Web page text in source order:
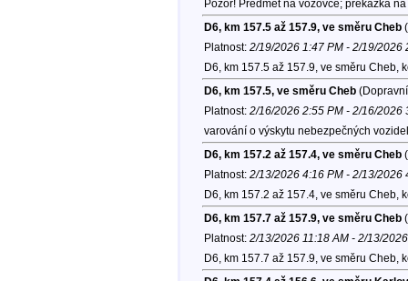
Pozor! Předmět na vozovce; překážka
D6, km 157.5 až 157.9, ve směru Cheb
Platnost: 2/19/2026 1:47 PM - 2/19/2026
D6, km 157.5 až 157.9, ve směru Cheb,
D6, km 157.5, ve směru Cheb
Platnost: 2/16/2026 2:55 PM - 2/16/2026
varování o výskytu nebezpečných
D6, km 157.2 až 157.4, ve směru Cheb
Platnost: 2/13/2026 4:16 PM - 2/13/2026
D6, km 157.2 až 157.4, ve směru Cheb,
D6, km 157.7 až 157.9, ve směru Cheb
Platnost: 2/13/2026 11:18 AM - 2/13/
D6, km 157.7 až 157.9, ve směru Cheb,